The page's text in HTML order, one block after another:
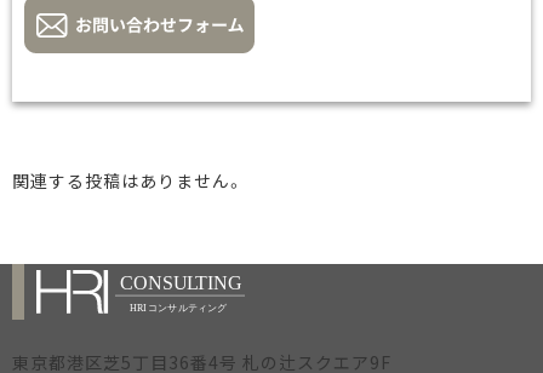
関連する投稿はありません。
東京都港区芝5丁目36番4号 札の辻スクエア9F